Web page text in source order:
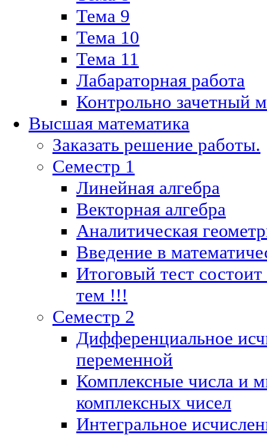
Тема 9
Тема 10
Тема 11
Лабараторная работа
Контрольно зачетный
Высшая математика
Заказать решение работы.
Семестр 1
Линейная алгебра
Векторная алгебра
Аналитическая
Введение в
Итоговый тест
тем !!!
Семестр 2
Дифференциальное
переменной
Комплексные числа и
комплексных чисел
Интегральное